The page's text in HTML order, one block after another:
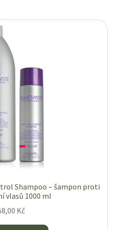
Shampoo – šampon proti
vlasů 1000 ml
Kč